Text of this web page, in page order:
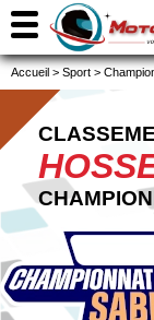
Accueil > Sport >